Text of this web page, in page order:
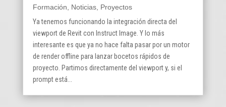
Formación
Noticias, Proyectos
Ya tenemos funcionando la integración directa del
viewport de Revit con Instruct Image. Y lo más
interesante es que ya no hace falta pasar por un motor
de render offline para lanzar bocetos rápidos de
proyecto. Partimos directamente del viewport y, si el
prompt está...